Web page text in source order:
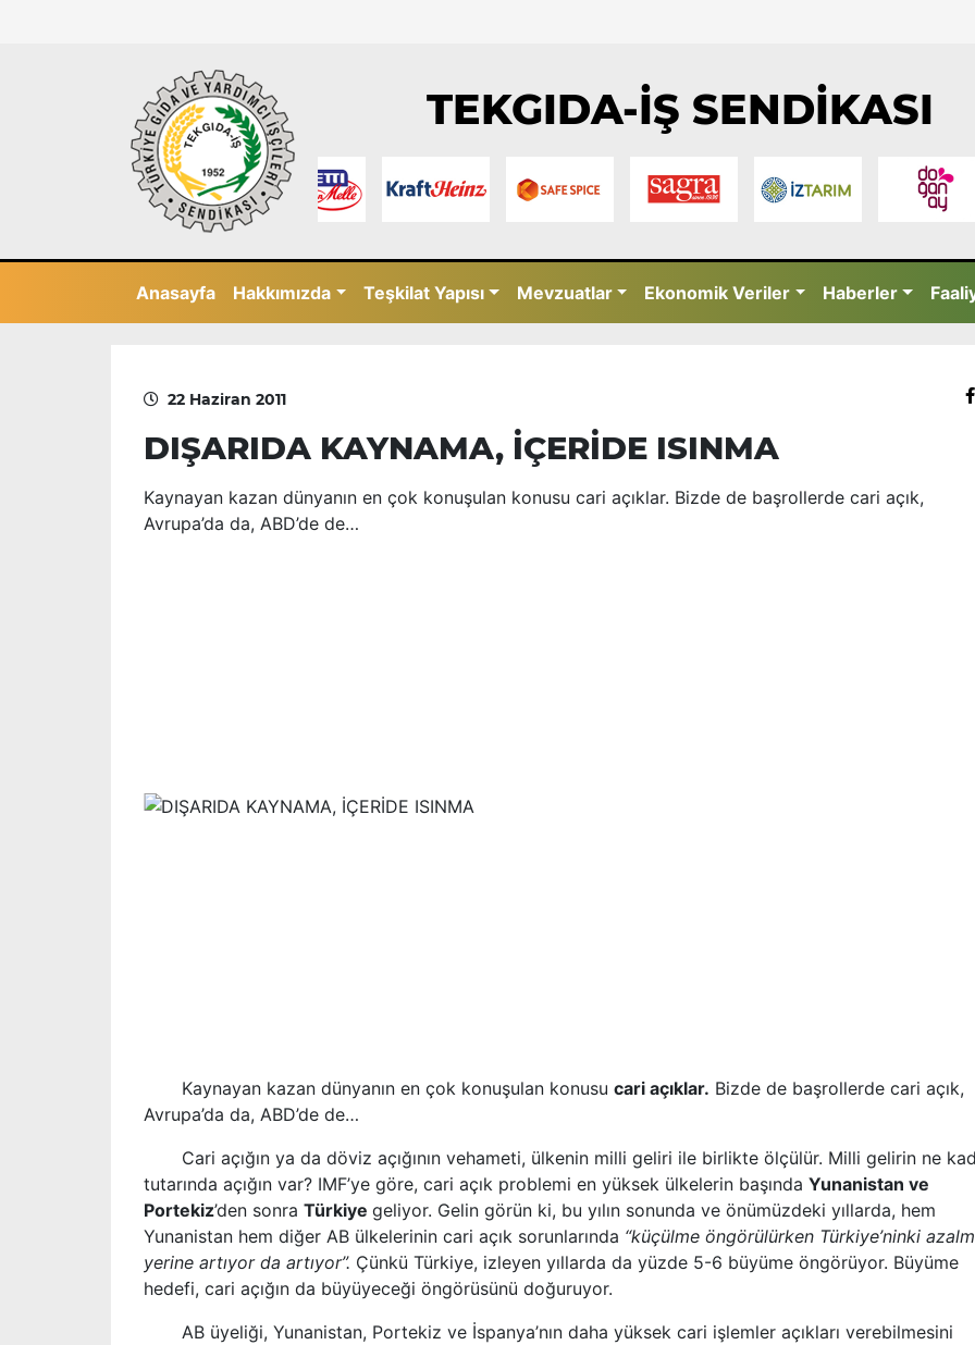
TEKGIDA-İŞ SENDİKASI
Anasayfa Hakkımızda Teşkilat Yapısı Mevzuatlar Ekonomik Veriler Haberler
22 Haziran 2011
DIŞARIDA KAYNAMA, İÇERİDE ISINMA
Kaynayan kazan dünyanın en çok konuşulan konusu cari açıklar. Bizde de başrollerde cari açık,
Avrupa’da da, ABD’de de…
Kaynayan kazan dünyanın en çok konuşulan konusu cari açıklar. Bizde de başrollerde cari açık,
Avrupa’da da, ABD’de de…
Cari açığın ya da döviz açığının vehameti, ülkenin milli geliri ile birlikte ölçülür. Milli gelirin ne
tutarında açığın var? IMF’ye göre, cari açık problemi en yüksek ülkelerin başında Yunanistan ve
Portekiz’den sonra Türkiye geliyor. Gelin görün ki, bu yılın sonunda ve önümüzdeki yıllarda, hem
Yunanistan hem diğer AB ülkelerinin cari açık sorunlarında “küçülme öngörülürken Türkiye’ninki
yerine artıyor da artıyor”. Çünkü Türkiye, izleyen yıllarda da yüzde 5-6 büyüme öngörüyor. Büyüme
hedefi, cari açığın da büyüyeceği öngörüsünü doğuruyor.
AB üyeliği, Yunanistan, Portekiz ve İspanya’nın daha yüksek cari işlemler açıkları verebilmesini